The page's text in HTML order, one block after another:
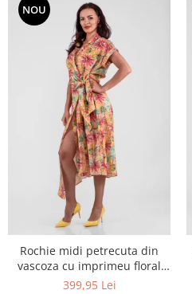
NOU
Rochie midi petrecuta din
vascoza cu imprimeu floral
multicolor si croi asimetric
399,95 Lei